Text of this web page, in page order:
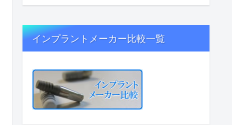
インプラントメーカー比較一覧